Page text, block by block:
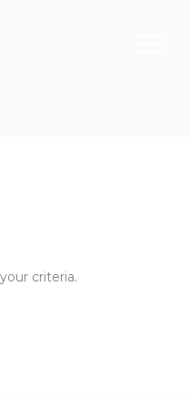
criteria.